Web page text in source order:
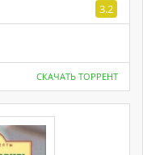
3.2
СКАЧАТЬ ТОРРЕНТ